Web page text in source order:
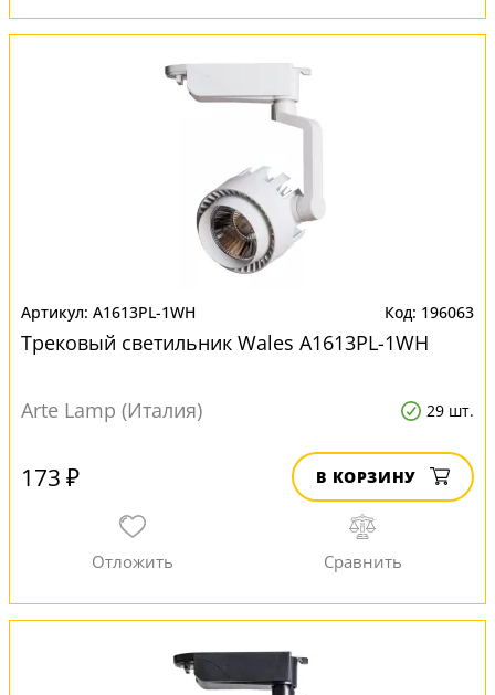
A1613PL-1WH 196063
Трековый светильник Wales A1613PL-1WH
Arte Lamp (Италия) 29 шт.
173 ₽ В КОРЗИНУ